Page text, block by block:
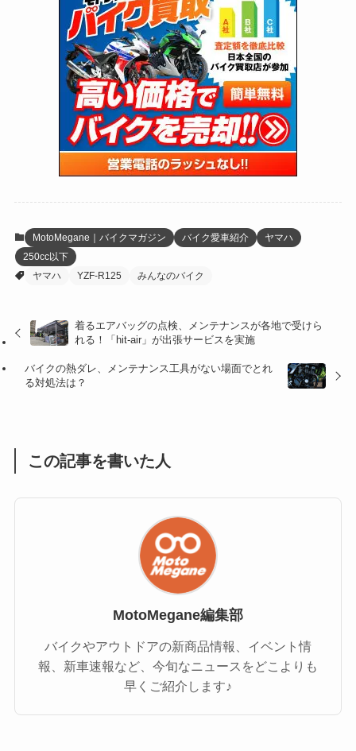
(34)
(5)
(12)
(64)
(109)
(25)
(24)
(47)
(15)
(5)
(62)
(4)
(6)
(17)
(5)
(131)
(38)
(131)
(167)
(85)
(21)
(61)
(171)
(98)
(13)
(60)
(274)
(171)
(38)
(47)
(59)
(47)
(141)
(255)
(204)
(23)
(33)
(34)
(35)
(41)
(415)
(16)
(170)
(27)
(147)
(13)
(19)
(12)
(16)
(16)
MotoMegane｜バイクマガジン バイク愛車紹介
ヤマハ
250cc以下
ヤマハ
YZF-R125 みんなのバイク
着るエアバッグの点検、メンテナンスが各地で受けら
れる！「hit-air」が出張サービスを実施
バイクの熱ダレ、メンテナンス工具がない場面でとれ
る対処法は？
この記事を書いた人
MotoMegane編集部
バイクやアウトドアの新商品情報、イベント情
報、新車速報など、今旬なニュースをどこよりも
早くご紹介します♪